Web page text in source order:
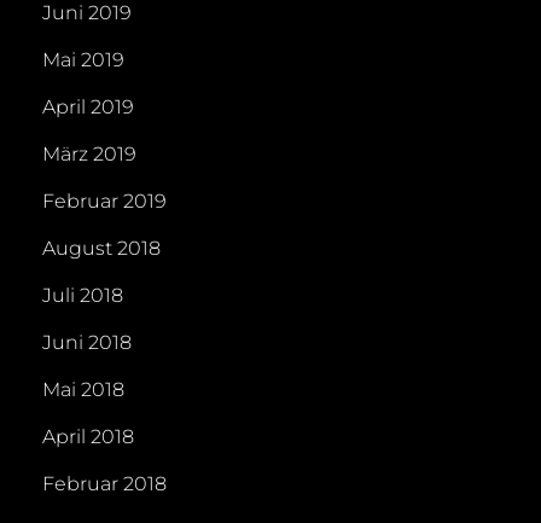
Juni 2019
Mai 2019
April 2019
März 2019
Februar 2019
August 2018
Juli 2018
Juni 2018
Mai 2018
April 2018
Februar 2018